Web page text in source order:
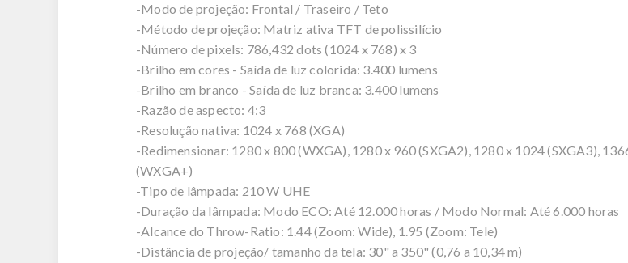
-Modo de projeção: Frontal / Traseiro / Teto
-Método de projeção: Matriz ativa TFT de polissilício
-Número de pixels: 786,432 dots (1024 x 768) x 3
-Brilho em cores - Saída de luz colorida: 3.400 lumens
-Brilho em branco - Saída de luz branca: 3.400 lumens
-Razão de aspecto: 4:3
-Resolução nativa: 1024 x 768 (XGA)
-Redimensionar: 1280 x 800 (WXGA), 1280 x 960 (SXGA2), 1280 x 1024 (SXGA3),
(WXGA+)
-Tipo de lâmpada: 210 W UHE
-Duração da lâmpada: Modo ECO: Até 12.000 horas / Modo Normal: Até 6.000 horas
-Alcance do Throw-Ratio: 1.44 (Zoom: Wide), 1.95 (Zoom: Tele)
-Distância de projeção/ tamanho da tela: 30" a 350" (0,76 a 10,34 m)